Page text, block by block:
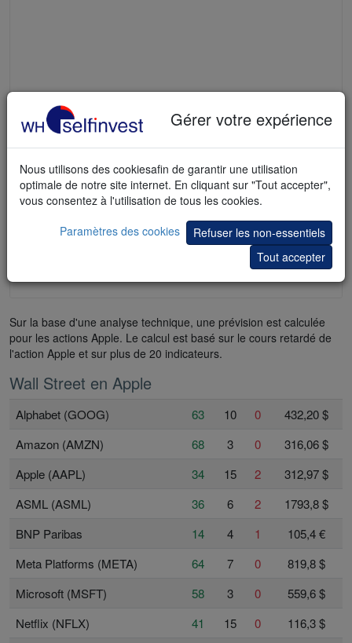
Sur la base d'une analyse technique, une prévision est calculée
pour les actions Apple. Le calcul est basé sur le cours retardé de
l'action Apple et sur plus de 20 indicateurs.
Wall Street en Apple
Alphabet (GOOG) 63 10 0
432,20 $
Amazon (AMZN)
68 3 0
316,06 $
Apple (AAPL)
34 15 2
312,97 $
ASML (ASML)
36 6 2
1793,8 $
BNP Paribas
14 4 1
105,4 €
Meta Platforms (META)
64 7 0
819,8 $
Microsoft (MSFT)
58 3 0
559,6 $
Netflix (NFLX)
41 15 0
116,3 $
Gérer votre expérience
Nous utilisons des cookiesafin de garantir une utilisation
optimale de notre site internet. En cliquant sur "Tout accepter",
vous consentez à l'utilisation de tous les cookies.
Paramètres des cookies
Refuser les non-essentiels
Tout accepter